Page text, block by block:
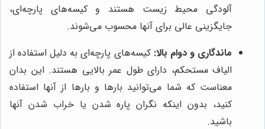
آلودگی محیط زیست هستند و کیسه‌های پارچه‌ای،
جایگزینی عالی برای آنها محسوب می‌شوند.
ماندگاری و دوام بالا: کیسه‌های پارچه‌ای به دلیل استفاده از
الیاف مستحکم، دارای طول عمر بالایی هستند. این بدان
معناست که شما می‌توانید بارها و بارها از آنها استفاده
کنید، بدون اینکه نگران پاره شدن یا خراب شدن آنها
باشید.